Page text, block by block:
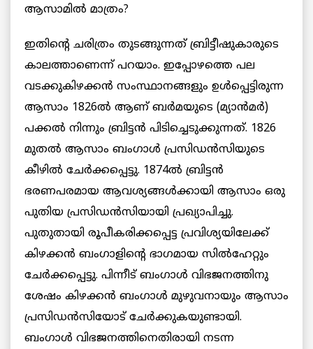
ആസാമില്‍ മാത്രം?
ഇതിന്റെ ചരിത്രം തുടങ്ങുന്നത് ബ്രിട്ടീഷുകാരുടെ
കാലത്താണെന്ന് പറയാം. ഇപ്പോഴത്തെ പല
വടക്കുകിഴക്കന്‍ സംസ്ഥാനങ്ങളും ഉള്‍പ്പെട്ടിരുന്ന
ആസാം 1826ല്‍ ആണ് ബര്‍മയുടെ (മ്യാന്‍മര്‍)
പക്കല്‍ നിന്നും ബ്രിട്ടന്‍ പിടിച്ചെടുക്കുന്നത്. 1826
മുതല്‍ ആസാം ബംഗാള്‍ പ്രസിഡന്‍സിയുടെ
കീഴില്‍ ചേര്‍ക്കപ്പെട്ടു. 1874ല്‍ ബ്രിട്ടന്‍
ഭരണപരമായ ആവശ്യങ്ങള്‍ക്കായി ആസാം ഒരു
പുതിയ പ്രസിഡന്‍സിയായി പ്രഖ്യാപിച്ചു.
പുതുതായി രൂപീകരിക്കപ്പെട്ട പ്രവിശ്യയിലേക്ക്
കിഴക്കന്‍ ബംഗാളിന്റെ ഭാഗമായ സില്‍ഹേറ്റും
ചേര്‍ക്കപ്പെട്ടു. പിന്നീട് ബംഗാള്‍ വിഭജനത്തിനു
ശേഷം കിഴക്കന്‍ ബംഗാള്‍ മുഴുവനായും ആസാം
പ്രസിഡന്‍സിയോട് ചേര്‍ക്കുകയുണ്ടായി.
ബംഗാള്‍ വിഭജനത്തിനെതിരായി നടന്ന